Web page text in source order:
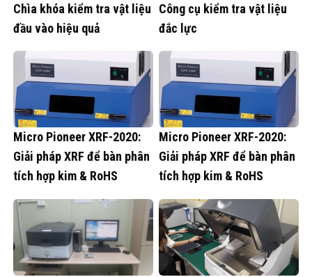
Chìa khóa kiểm tra vật liệu
đầu vào hiệu quả
Công cụ kiểm tra vật liệu
đắc lực
Micro Pioneer XRF-2020:
Giải pháp XRF để bàn phân
tích hợp kim & RoHS
Micro Pioneer XRF-2020:
Giải pháp XRF để bàn phân
tích hợp kim & RoHS